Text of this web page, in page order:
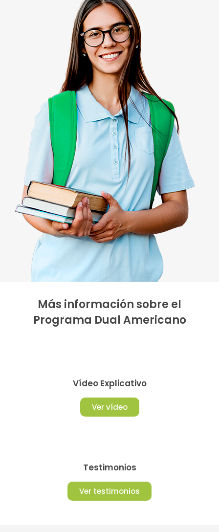
Más información sobre el
Programa Dual Americano
Vídeo Explicativo
Ver vídeo
Testimonios
Ver testimonios